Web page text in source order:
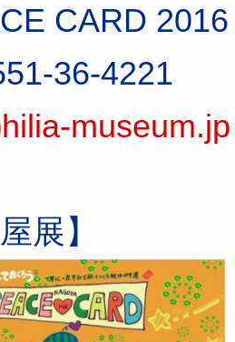
CARD
36-4221
museum.jp
展】